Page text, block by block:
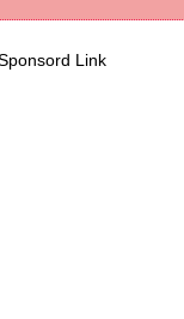
Link